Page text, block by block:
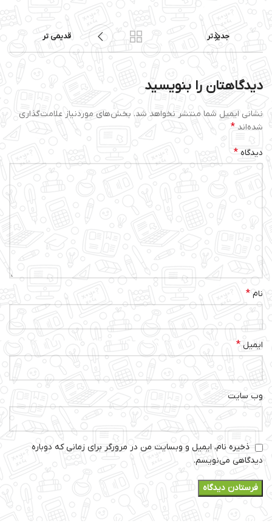
جدیدتر قدیمی تر
دیدگاهتان را بنویسید
نشانی ایمیل شما منتشر نخواهد شد. بخش‌های موردنیاز علامت‌گذاری
شده‌اند *
دیدگاه *
نام *
ایمیل *
وب‌ سایت
ذخیره نام، ایمیل و وبسایت من در مرورگر برای زمانی که دوباره
دیدگاهی می‌نویسم.